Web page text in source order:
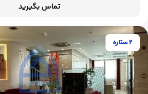
تماس بگیرید
2 ستاره